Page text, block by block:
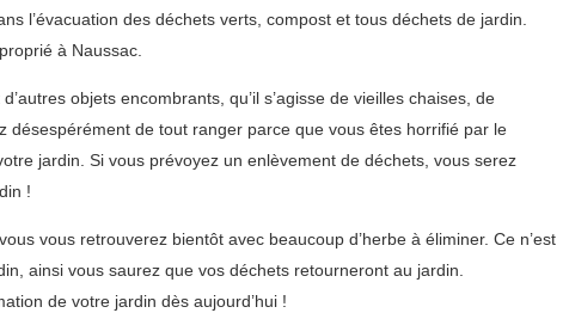
l’évacuation des déchets verts, compost et tous déchets de jardin.
à Naussac.
objets encombrants, qu’il s’agisse de vieilles chaises, de
désespérément de tout ranger parce que vous êtes horrifié par le
jardin. Si vous prévoyez un enlèvement de déchets, vous serez
!
vous retrouverez bientôt avec beaucoup d’herbe à éliminer. Ce n’est
ainsi vous saurez que vos déchets retourneront au jardin.
de votre jardin dès aujourd’hui !